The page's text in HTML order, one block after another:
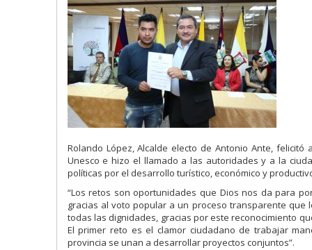
Rolando López, Alcalde electo de Antonio Ante,
Unesco e hizo el llamado a las autoridades y a la
políticas por el desarrollo turístico, económico y
“Los retos son oportunidades que Dios nos da para
gracias al voto popular a un proceso transparente
todas las dignidades, gracias por este reconocimiento
El primer reto es el clamor ciudadano de trabajar
provincia se unan a desarrollar proyectos conjuntos”.